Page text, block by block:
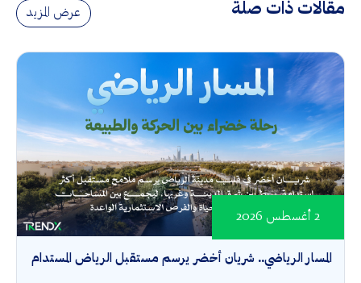
مقالات ذات صلة عرض المزيد
المسار الرياضي.. شريان أخضر يرسم مستقبل الرياض المستدام
2 أغسطس 2026